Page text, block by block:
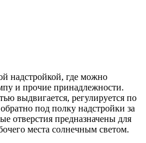
надстройкой, где можно
и прочие принадлежности.
выдвигается, регулируется по
под полку надстройки за
отверстия предназначены для
места солнечным светом.